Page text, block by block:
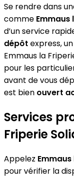
Se rendre dans
comme Emmaus
d’un service
dépôt express,
Emmaus la
pour les
avant de vous
est bien ouvert
Services
Friperie
Appelez
pour vérifier la